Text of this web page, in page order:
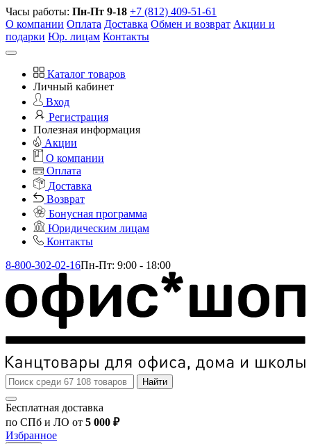
Часы работы: Пн-Пт 9-18 +7 (812) 409-51-61
О компании Оплата Доставка Обмен и возврат Акции и
подарки Юр. лицам Контакты
Каталог товаров
Личный кабинет
Вход
Регистрация
Полезная информация
Акции
О компании
Оплата
Доставка
Возврат
Бонусная программа
Юридическим лицам
Контакты
8-800-302-02-16Пн-Пт: 9:00 - 18:00
Найти
Бесплатная доставка
по СПб и ЛО от 5 000 ₽
Избранное